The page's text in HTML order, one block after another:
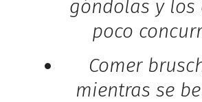
góndolas y los
poco
Comer
mientras se